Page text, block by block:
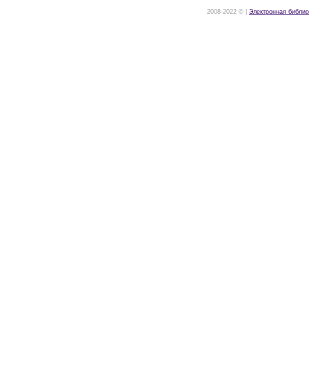
2008-2022 © | Электронная